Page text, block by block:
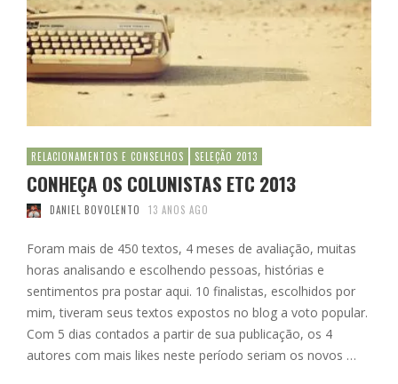
RELACIONAMENTOS E CONSELHOS SELEÇÃO 2013
CONHEÇA OS COLUNISTAS ETC 2013
DANIEL BOVOLENTO 13 ANOS AGO
Foram mais de 450 textos, 4 meses de avaliação, muitas
horas analisando e escolhendo pessoas, histórias e
sentimentos pra postar aqui. 10 finalistas, escolhidos por
mim, tiveram seus textos expostos no blog a voto popular.
Com 5 dias contados a partir de sua publicação, os 4
autores com mais likes neste período seriam os novos …